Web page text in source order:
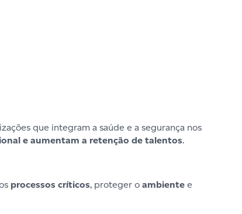
que integram a saúde e a segurança nos
e aumentam a retenção de talentos.
processos críticos, proteger o ambiente e